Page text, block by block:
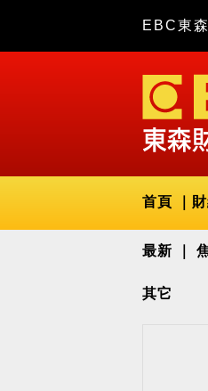
EBC東
首頁
最新
其它